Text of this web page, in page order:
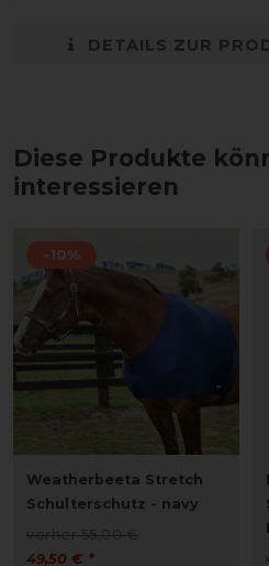
DETAILS ZUR
Diese Produkte
interessieren
-10%
Weatherbeeta Stretch
Schulterschutz - navy
vorher 55,00 €
49,50 € *